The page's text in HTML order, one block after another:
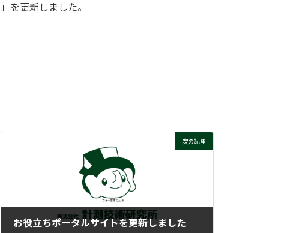
」を更新しました。
次の記事
お役立ちポータルサイトを更新しました